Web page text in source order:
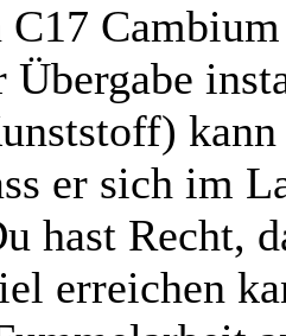
C17
er sich im
hast Recht,
erreichen